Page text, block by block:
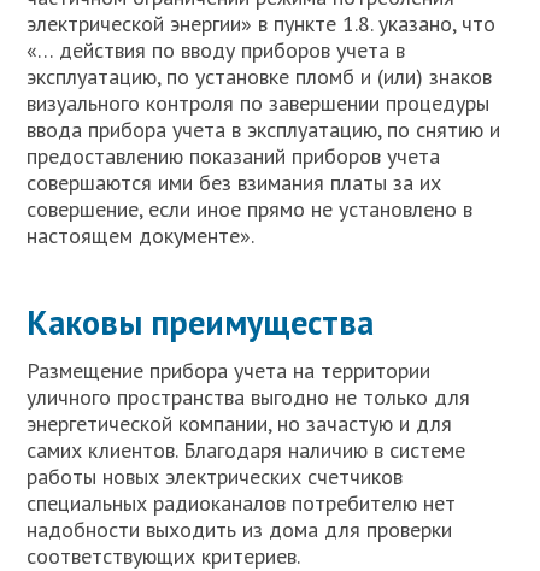
электрической энергии» в пункте 1.8. указано, что
«… действия по вводу приборов учета в
эксплуатацию, по установке пломб и (или) знаков
визуального контроля по завершении процедуры
ввода прибора учета в эксплуатацию, по снятию и
предоставлению показаний приборов учета
совершаются ими без взимания платы за их
совершение, если иное прямо не установлено в
настоящем документе».
Каковы преимущества
Размещение прибора учета на территории
уличного пространства выгодно не только для
энергетической компании, но зачастую и для
самих клиентов. Благодаря наличию в системе
работы новых электрических счетчиков
специальных радиоканалов потребителю нет
надобности выходить из дома для проверки
соответствующих критериев.